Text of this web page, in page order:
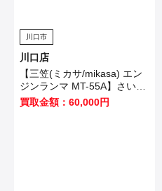
川口市
川口店
【三笠(ミカサ/mikasa) エン
ジンランマ MT-55A】さいた
ま市のお客様から買取いたし
ました！
買取金額：60,000円